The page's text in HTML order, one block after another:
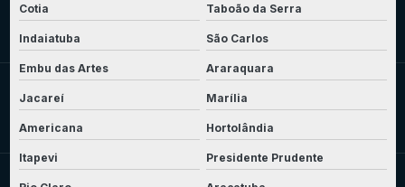
Cotia Taboão da Serra
Indaiatuba São Carlos
Embu das Artes Araraquara
Jacareí Marília
Americana Hortolândia
Itapevi Presidente Prudente